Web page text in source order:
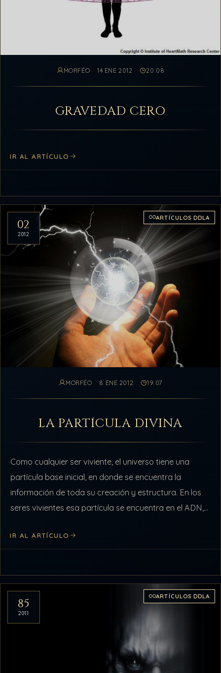
MORFÉO 14 ENE 2012 20:08
GRAVEDAD CERO
IR AL ARTÍCULO
02
2012
ARTÍCULOS DDLA
MORFÉO 8 ENE 2012 19:07
LA PARTÍCULA DIVINA
Como cualquier ser viviente, el universo tiene una
partícula base inicial, en donde se encuentra la
información de toda su creación y estructura. En los
seres vivientes esa partícula se encuentra en el ADN,
IR AL ARTÍCULO
85
2011
ARTÍCULOS DDLA